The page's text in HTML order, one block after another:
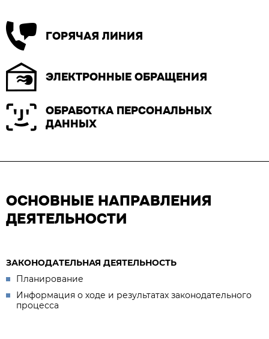
ГОРЯЧАЯ ЛИНИЯ
ЭЛЕКТРОННЫЕ ОБРАЩЕНИЯ
ОБРАБОТКА ПЕРСОНАЛЬНЫХ
ДАННЫХ
ОСНОВНЫЕ НАПРАВЛЕНИЯ
ДЕЯТЕЛЬНОСТИ
ЗАКОНОДАТЕЛЬНАЯ ДЕЯТЕЛЬНОСТЬ
Планирование
Информация о ходе и результатах законодательного
процесса